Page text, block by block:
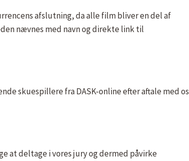
afslutning, da alle film bliver en del af
nævnes med navn og direkte link til
skuespillere fra DASK-online efter aftale med os
at deltage i vores jury og dermed påvirke